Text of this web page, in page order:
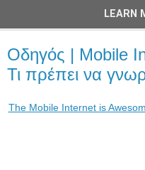
Οδηγός | Mobile
Τι πρέπει να
The Mobile Internet is
LEARN